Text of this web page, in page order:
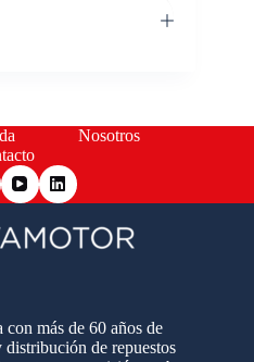
Nosotros
con más de 60 años de
de repuestos